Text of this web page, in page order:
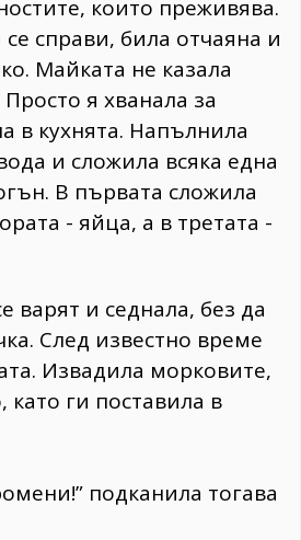
които преживява.
се справи, била отчаяна и
Майката не казала
я хванала за
в кухнята. Напълнила
и сложила всяка една
В първата сложила
- яйца, а в третата -
варят и седнала, без да
След известно време
Извадила морковите,
като ги поставила в
подканила тогава